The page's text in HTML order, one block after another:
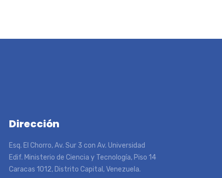
Dirección
Esq. El Chorro, Av. Sur 3 con Av. Universidad
Edif. Ministerio de Ciencia y Tecnología, Piso 14
Caracas 1012, Distrito Capital, Venezuela.